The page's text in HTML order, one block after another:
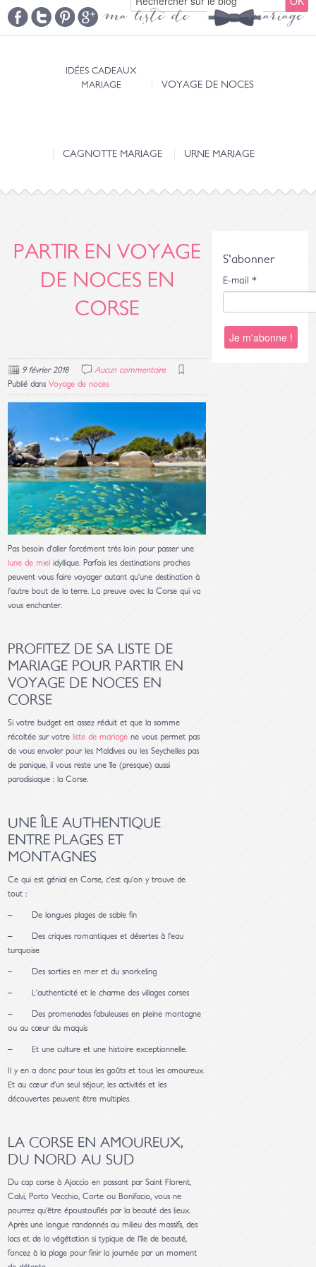
ma liste de mariage
IDÉES CADEAUX
MARIAGE
VOYAGE DE NOCES
CAGNOTTE MARIAGE URNE MARIAGE
PARTIR EN VOYAGE
DE NOCES EN
CORSE
9 février 2018
Aucun commentaire
Publié dansVoyage de noces
Pas besoin d’aller forcément très loin pour passer une
lune de miel idyllique. Parfois les destinations proches
peuvent vous faire voyager autant qu’une destination à
l’autre bout de la terre. La preuve avec la Corse qui va
vous enchanter.
PROFITEZ DE SA LISTE DE
MARIAGE POUR PARTIR EN
VOYAGE DE NOCES EN
CORSE
Si votre budget est assez réduit et que la somme
récoltée sur votre liste de mariage ne vous permet pas
de vous envoler pour les Maldives ou les Seychelles pas
de panique, il vous reste une île (presque) aussi
paradisiaque : la Corse.
UNE ÎLE AUTHENTIQUE
ENTRE PLAGES ET
MONTAGNES
Ce qui est génial en Corse, c’est qu’on y trouve de
tout :
– De longues plages de sable fin
– Des criques romantiques et désertes à l’eau
turquoise
– Des sorties en mer et du snorkeling
– L’authenticité et le charme des villages corses
– Des promenades fabuleuses en pleine montagne
ou au cœur du maquis
– Et une culture et une histoire exceptionnelle.
Il y en a donc pour tous les goûts et tous les amoureux.
Et au cœur d’un seul séjour, les activités et les
découvertes peuvent être multiples.
LA CORSE EN AMOUREUX,
DU NORD AU SUD
Du cap corse à Ajaccio en passant par Saint Florent,
Calvi, Porto Vecchio, Corte ou Bonifacio, vous ne
pourrez qu’être époustouflés par la beauté des lieux.
Après une longue randonnés au milieu des massifs, des
lacs et de la végétation si typique de l’île de beauté,
foncez à la plage pour finir la journée par un moment
S'abonner
E-mail *